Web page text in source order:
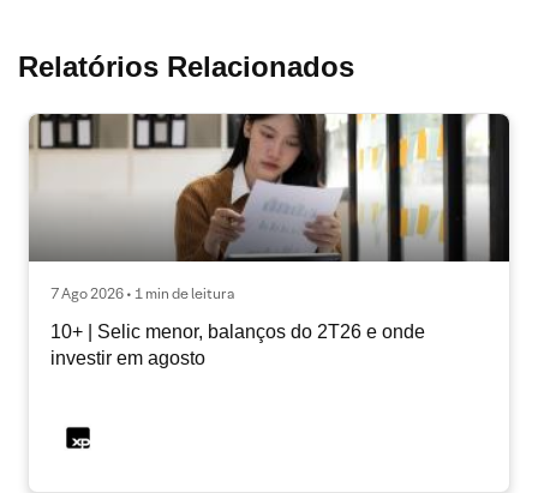
Relatórios Relacionados
7 Ago 2026 • 1 min de leitura
10+ | Selic menor, balanços do 2T26 e onde
investir em agosto